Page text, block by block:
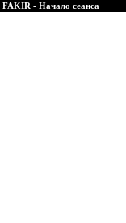
FAKIR - Начало сеанса